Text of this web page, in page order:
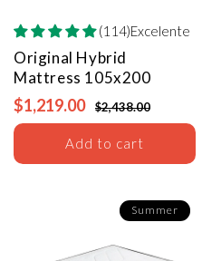
(114)Excelente
Original Hybrid
Mattress 105x200
$1,219.00 $2,438.00
Add to cart
Summer